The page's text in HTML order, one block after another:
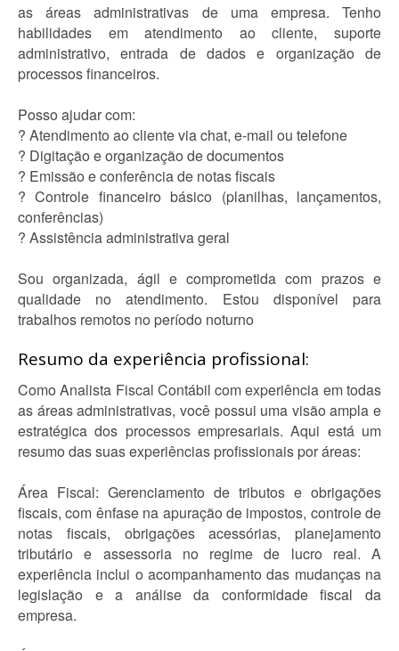
as áreas administrativas de uma empresa. Tenho
habilidades em atendimento ao cliente, suporte
administrativo, entrada de dados e organização de
processos financeiros.
Posso ajudar com:
? Atendimento ao cliente via chat, e-mail ou telefone
? Digitação e organização de documentos
? Emissão e conferência de notas fiscais
? Controle financeiro básico (planilhas, lançamentos,
conferências)
? Assistência administrativa geral
Sou organizada, ágil e comprometida com prazos e
qualidade no atendimento. Estou disponível para
trabalhos remotos no período noturno
Resumo da experiência profissional:
Como Analista Fiscal Contábil com experiência em todas
as áreas administrativas, você possui uma visão ampla e
estratégica dos processos empresariais. Aqui está um
resumo das suas experiências profissionais por áreas:
Área Fiscal: Gerenciamento de tributos e obrigações
fiscais, com ênfase na apuração de impostos, controle de
notas fiscais, obrigações acessórias, planejamento
tributário e assessoria no regime de lucro real. A
experiência inclui o acompanhamento das mudanças na
legislação e a análise da conformidade fiscal da
empresa.